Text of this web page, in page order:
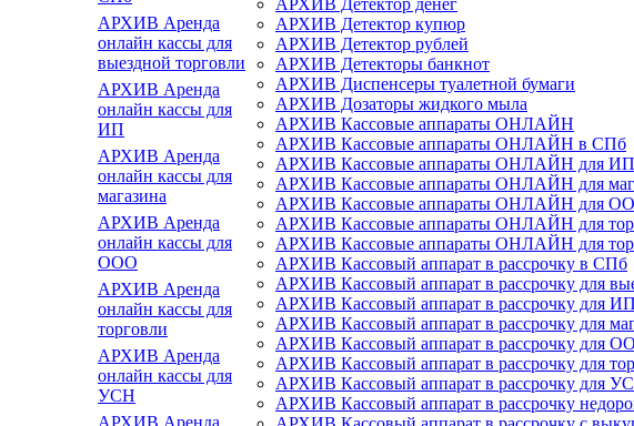
АРХИВ Аренда
онлайн кассы для
выездной торговли
АРХИВ Аренда
онлайн кассы для
ИП
АРХИВ Аренда
онлайн кассы для
магазина
АРХИВ Аренда
онлайн кассы для
ООО
АРХИВ Аренда
онлайн кассы для
торговли
АРХИВ Аренда
онлайн кассы для
УСН
АРХИВ Детектор денег
АРХИВ Детектор купюр
АРХИВ Детектор рублей
АРХИВ Детекторы банкнот
АРХИВ Диспенсеры туалетной бумаги
АРХИВ Дозаторы жидкого мыла
АРХИВ Кассовые аппараты ОНЛАЙН
АРХИВ Кассовые аппараты ОНЛАЙН в СПб
АРХИВ Кассовые аппараты ОНЛАЙН для ИП
АРХИВ Кассовые аппараты ОНЛАЙН для
АРХИВ Кассовые аппараты ОНЛАЙН для
АРХИВ Кассовые аппараты ОНЛАЙН для
АРХИВ Кассовые аппараты ОНЛАЙН для
АРХИВ Кассовый аппарат в рассрочку в СПб
АРХИВ Кассовый аппарат в рассрочку для
АРХИВ Кассовый аппарат в рассрочку для ИП
АРХИВ Кассовый аппарат в рассрочку для
АРХИВ Кассовый аппарат в рассрочку для
АРХИВ Кассовый аппарат в рассрочку для
АРХИВ Кассовый аппарат в рассрочку для
АРХИВ Кассовый аппарат в рассрочку